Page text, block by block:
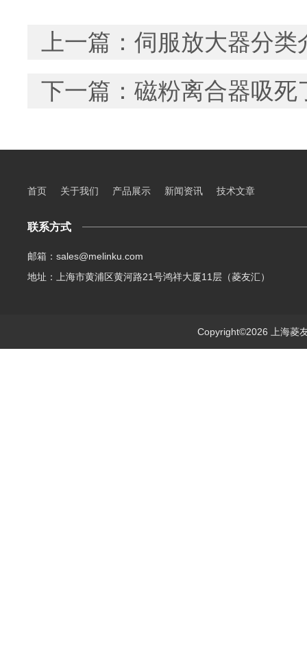
上一篇： 伺服放大器分类
下一篇： 磁粉离合器吸死
首页 关于我们 产品展示 新闻资讯 技术文章
联系方式
邮箱：sales@melinku.com
地址：上海市黄浦区黄河路21号鸿祥大厦11层（菱友汇）
Copyright©2026 上海菱